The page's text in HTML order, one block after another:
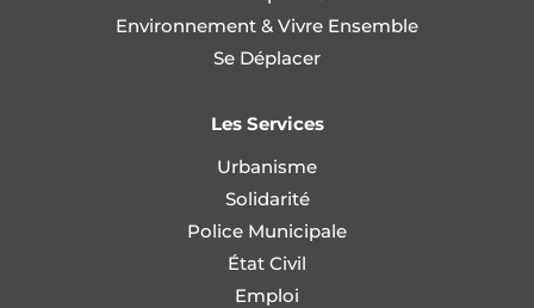
Environnement & Vivre Ensemble
Se Déplacer
Les Services
Urbanisme
Solidarité
Police Municipale
État Civil
Emploi